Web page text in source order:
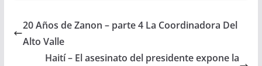
20 Años de Zanon – parte 4 La Coordinadora Del
Alto Valle
Haití – El asesinato del presidente expone la